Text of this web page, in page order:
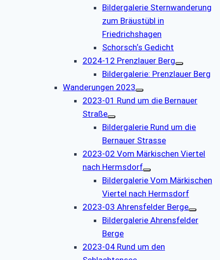
Bildergalerie Sternwanderung
zum Bräustübl in
Friedrichshagen
Schorsch‘s Gedicht
2024-12 Prenzlauer Berg
Bildergalerie: Prenzlauer Berg
Wanderungen 2023
2023-01 Rund um die Bernauer
Straße
Bildergalerie Rund um die
Bernauer Strasse
2023-02 Vom Märkischen Viertel
nach Hermsdorf
Bildergalerie Vom Märkischen
Viertel nach Hermsdorf
2023-03 Ahrensfelder Berge
Bildergalerie Ahrensfelder
Berge
2023-04 Rund um den